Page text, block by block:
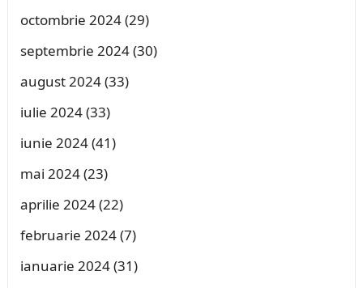
octombrie 2024(29)
septembrie 2024(30)
august 2024(33)
iulie 2024(33)
iunie 2024(41)
mai 2024(23)
aprilie 2024(22)
februarie 2024(7)
ianuarie 2024(31)